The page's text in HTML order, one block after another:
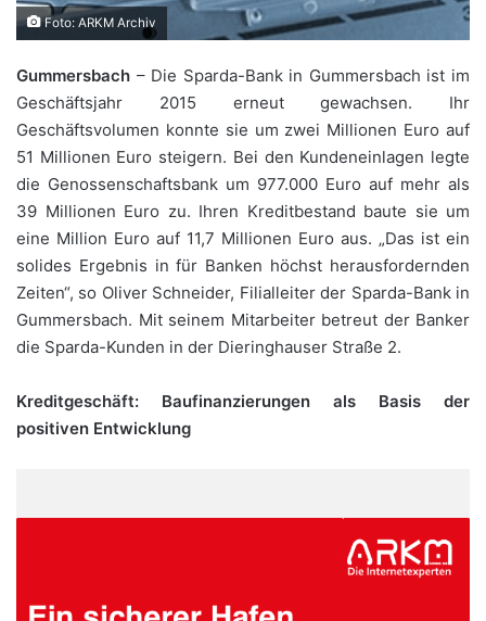
Foto: ARKM Archiv
Gummersbach – Die Sparda-Bank in Gummersbach ist im
Geschäftsjahr 2015 erneut gewachsen. Ihr
Geschäftsvolumen konnte sie um zwei Millionen Euro auf
51 Millionen Euro steigern. Bei den Kundeneinlagen legte
die Genossenschaftsbank um 977.000 Euro auf mehr als
39 Millionen Euro zu. Ihren Kreditbestand baute sie um
eine Million Euro auf 11,7 Millionen Euro aus. „Das ist ein
solides Ergebnis in für Banken höchst herausfordernden
Zeiten“, so Oliver Schneider, Filialleiter der Sparda-Bank in
Gummersbach. Mit seinem Mitarbeiter betreut der Banker
die Sparda-Kunden in der Dieringhauser Straße 2.
Kreditgeschäft: Baufinanzierungen als Basis der
positiven Entwicklung